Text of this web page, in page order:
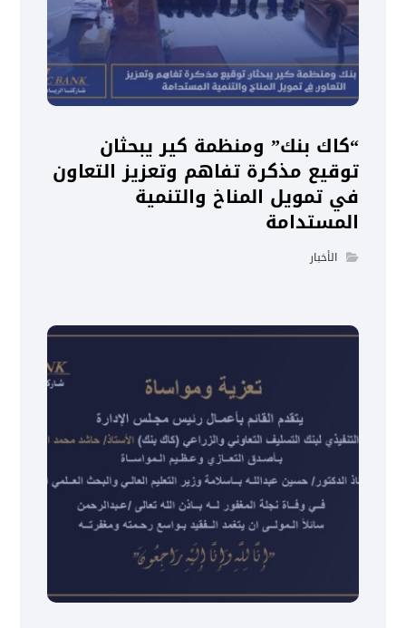
“كاك بنك” ومنظمة كير يبحثان
توقيع مذكرة تفاهم وتعزيز التعاون
في تمويل المناخ والتنمية
المستدامة
الأخبار